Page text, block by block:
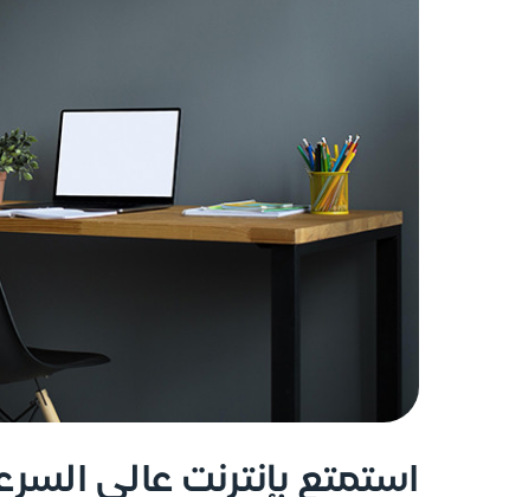
استمتع بإنترنت عالي